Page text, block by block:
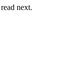
next.